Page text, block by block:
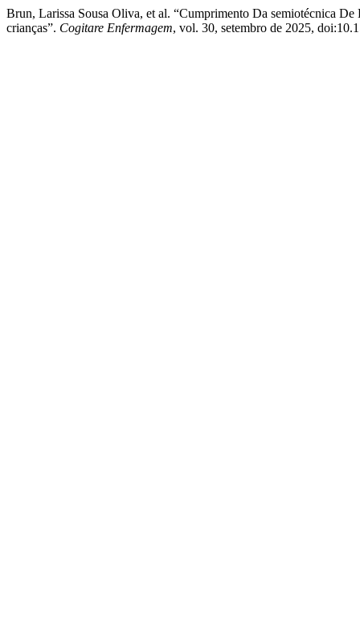
Brun, Larissa Sousa Oliva, et al. “Cumprimento Da semiotécnica
crianças”. Cogitare Enfermagem, vol. 30, setembro de 2025,